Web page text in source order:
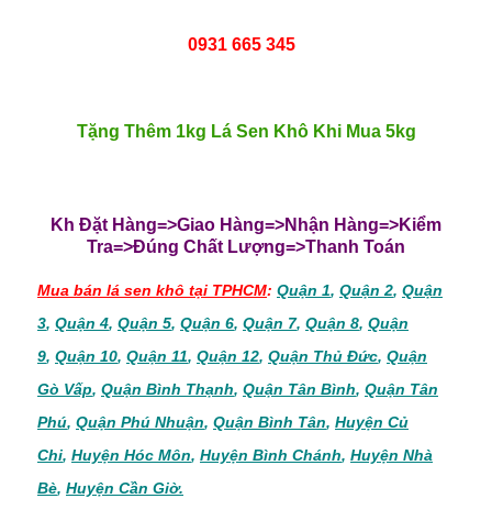
0931 665 345
Tặng Thêm 1kg Lá Sen Khô Khi Mua 5kg
Kh Đặt Hàng=>Giao Hàng=>Nhận Hàng=>Kiểm
Tra=>Đúng Chất Lượng=>Thanh Toán
Mua bán lá sen khô tại TPHCM: Quận 1, Quận 2, Quận
3, Quận 4, Quận 5, Quận 6, Quận 7, Quận 8, Quận
9, Quận 10, Quận 11, Quận 12, Quận Thủ Đức, Quận
Gò Vấp, Quận Bình Thạnh, Quận Tân Bình, Quận Tân
Phú, Quận Phú Nhuận, Quận Bình Tân, Huyện Củ
Chi, Huyện Hóc Môn, Huyện Bình Chánh, Huyện Nhà
Bè, Huyện Cần Giờ.